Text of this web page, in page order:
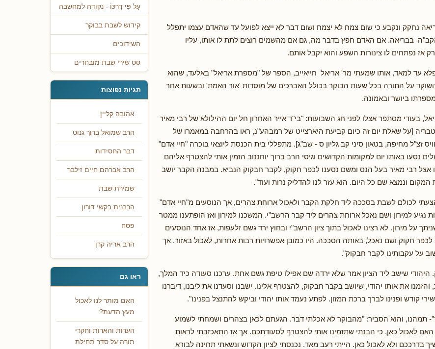
נחקק ונקבע כי שום צמח לא יצמח ושום דבר לא ייצא לפועל עד שהאדם עצמו יתפלל
בבריאה. אם האדם חפץ בדבר מה, גם אם מהשמים רוצים לתת לו אותו, עליו
אז נפתחים לו צינורות השפע והוא יקבל אותם.
עד למאד, אותו שמעתי מר' אריאל חייאייב, הספר של "מספרת אריאל" באלעד, שהוא
השוקד על התורה בכל שעות הבוקר בכולל האברכים של מוסדות 'אור האמת' ובשעות אחר
ביושר ובאמונה.
בעודי מסתפר אצלו לפני חג השבועות: "בי"ד אייר האחרון חל יום ההילולא של רבי מאיר
[על שאלת יום זה כיום קביעת היארצייט של רמבהע"נ, ראו בהרחבה במאמרו של
זצ"ל מחיפה, בטאון סיני קב גליון ס - שב"ג]. מתפללי בית הכנסת ליוצאי בוכרה "חיי אדם"
נסעו באותו יום למקומות הקדושים וגיסי הרב ברוך יוחננוב הזמין אותי להצטרף אליהם
אצל רבי מאיר בעל הנס ומשם נסענו לכפר חקוק, לקבר חבקוק הנביא. במבנה הקבר יושב
ונמצא שם כל היום. הוא עזר לנו להדליק נרות ועוד".
לכולם לשבת בסככה ליד חלקת הקבר ולאכול ארוחת צהרים, אך הנוסעים מ"חיי אדם"
שעוד 25 דקות נגיע למירון ושם נאכל ארוחת צהרים ליד קבר הרשב"י. המשכנו למירון ואז הופתענו ממטר
על מירון. לא רצינו לאכול בתוך ציון הרשב"י ובחוץ ירד גשם זלעפות, אז אחד הנוסעים
לכפר חקוק ושם נאכל, באותה הסככה. היו כמובן אפשרויות רבות אחרות, לאכול באזור. אך
על עקבותינו לקבר חבקוק".
היהודי שישב ליד הציון אמר שלא ירדה שם אפילו טיפת גשם אחת. ערכנו סעודה כיד המלך,
את אותו יהודי, שיושב בקבר חבקוק, להצטרף אלינו. ישבנו וסעדנו את ליבנו, דיברנו
קודש ופנינו לברך ברכת המזון. לפתע נעמד אותו יהודי וביקש להתנצל בפנינו".
תמהנו, והוא הסביר: "מהבוקר לא אכלתי דבר. הגעתם לכאן בצהרים ושמחתי לשמוע
לאכול כאן, כי הבנתי שתזמינו אותי להצטרף לסעודתכם. אך אז התאכזבתי לראות
ולא לאכול כאן. הייתי רעב מאד. נכנסתי לציון הקדוש ונשאתי תחינה לבורא
עַל פִּי דַרְכּוֹ - נקודה למחשבה
קידוש לשבת בבוקר
השידוכים
סט שירי שבת מובחרים
תגיות נפוצות
אהובה קליין
הרב שמואל ברוך גנוט
דבר החסידות
הרב אברהם חיים זילבר
שמירת שבת
הרבנית בקשי דורון
פסח
הרב אריה קרן
ראו גם
האם מותר לנו לאכול
מעץ הדעת?
הערות והארות וחקרי
תורה על סדר תחילת